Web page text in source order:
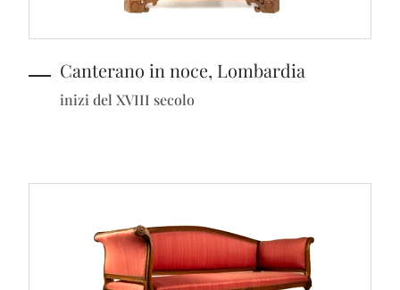
Canterano in noce, Lombardia
inizi del XVIII secolo